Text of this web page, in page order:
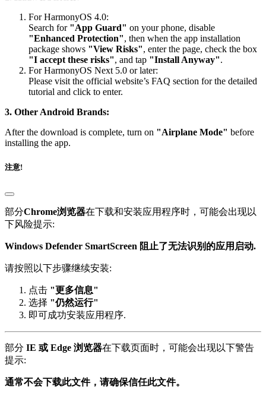
For HarmonyOS 4.0:
Search for"App Guard"
on your phone, disable
"Enhanced Protection"
, then when the app installation
package shows"View Risks", enter the page, check the box
"I accept these risks" , and tap"Install Anyway".
For HarmonyOS Next 5.0 or later:
Please visit the official website’s FAQ section for the detailed
tutorial and click to enter.
3. Other Android Brands:
After the download is complete, turn on "Airplane Mode" before
installing the app.
注意!
部分 Chrome浏览器在下载和安装应用程序时，可能会出现以
下风险提示:
Windows Defender SmartScreen 阻止了无法识别的应用启动.
请按照以下步骤继续安装:
点击 "更多信息"
选择 "仍然运行"
即可成功安装应用程序.
部分 IE 或 Edge 浏览器在下载页面时，可能会出现以下警告
提示:
通常不会下载此文件，请确保信任此文件。